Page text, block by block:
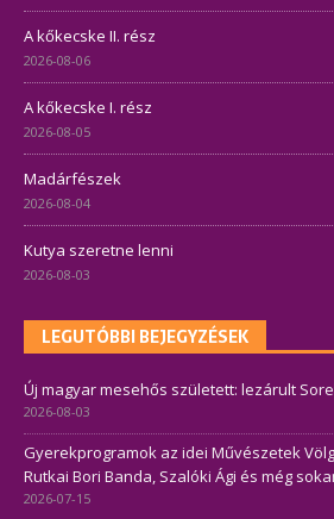
A kőkecske II. rész
2026-08-06
A kőkecske I. rész
2026-08-05
Madárfészek
2026-08-04
Kutya szeretne lenni
2026-08-03
LEGUTÓBBI BEJEGYZÉSEK
Új magyar mesehős született: lezárult
2026-08-03
Gyerekprogramok az idei Művészetek
Rutkai Bori Banda, Szalóki Ági és még
2026-07-15